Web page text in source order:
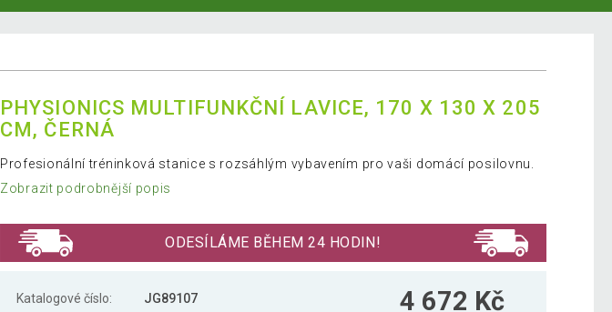
PHYSIONICS MULTIFUNKČNÍ LAVICE, 170 X 130 X 205
CM, ČERNÁ
Profesionální tréninková stanice s rozsáhlým vybavením pro vaši domácí posilovnu.
Zobrazit podrobnější popis
ODESÍLÁME BĚHEM 24 HODIN!
Katalogové číslo:
JG89107
4 672 Kč